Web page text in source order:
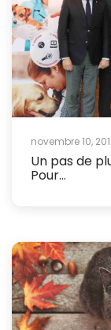
novembre 10,
Un pas de
Pour...